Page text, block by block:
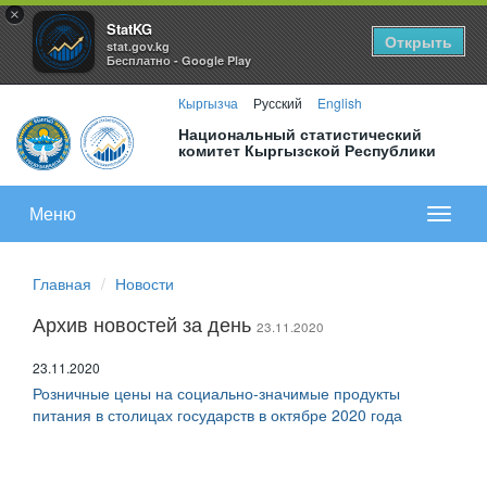
×
StatKG
stat.gov.kg
Бесплатно - Google Play
Открыть
Кыргызча Русский English
Национальный статистический
комитет Кыргызской Республики
меню
Меню
Главная Новости
Архив новостей за день 23.11.2020
23.11.2020
Розничные цены на социально-значимые продукты
питания в столицах государств в октябре 2020 года